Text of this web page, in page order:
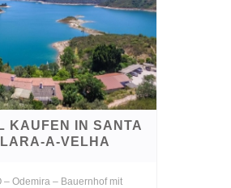
KAUFEN IN SANTA
A-VELHA
– Odemira – Bauernhof mit